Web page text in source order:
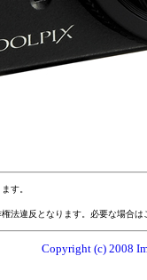
す。
法違反となります。必要な場合
Copyright (c) 2008